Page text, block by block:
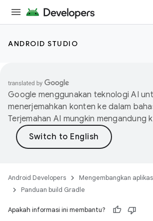
ANDROID STUDIO
Google menggunakan teknologi AI
menerjemahkan konten ke dalam
Terjemahan AI mungkin mengandung
Android Developers Mengembangkan
Panduan build Gradle
Apakah informasi ini membantu?